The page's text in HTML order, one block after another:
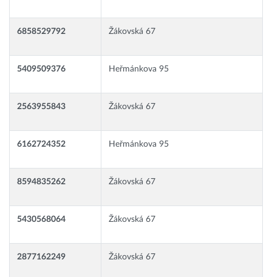
6858529792 Žákovská 67
5409509376 Heřmánkova 95
2563955843 Žákovská 67
6162724352 Heřmánkova 95
8594835262 Žákovská 67
5430568064 Žákovská 67
2877162249 Žákovská 67